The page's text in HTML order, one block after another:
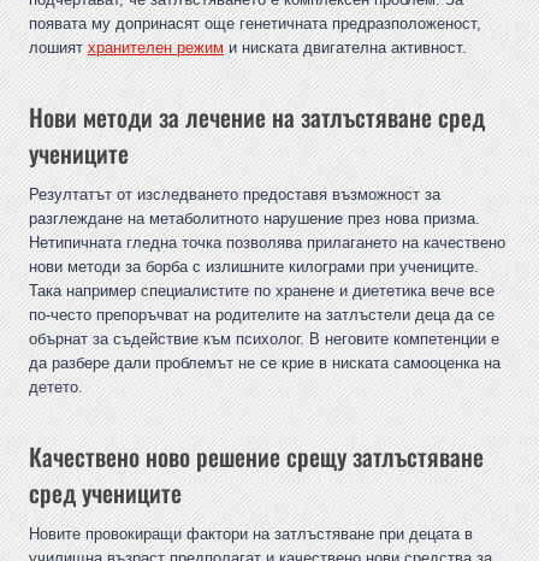
появата му допринасят още генетичната предразположеност,
лошиятхранителен режим и ниската двигателна активност.
Нови методи за лечение на затлъстяване сред
учениците
Резултатът от изследването предоставя възможност за
разглеждане на метаболитното нарушение през нова призма.
Нетипичната гледна точка позволява прилагането на качествено
нови методи за борба с излишните килограми при учениците.
Така например специалистите по хранене и диететика вече все
по-често препоръчват на родителите на затлъстели деца да се
обърнат за съдействие към психолог. В неговите компетенции е
да разбере дали проблемът не се крие в ниската самооценка на
детето.
Качествено ново решение срещу затлъстяване
сред учениците
Новите провокиращи фактори на затлъстяване при децата в